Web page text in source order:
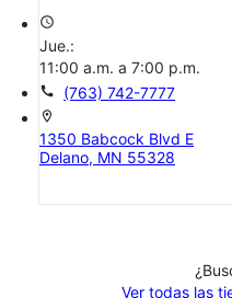
access_time
Jue.:
11:00 a.m. a 7:00 p.m.
call (763) 742-7777
location_on
1350 Babcock Blvd E
Delano, MN 55328
Ver todas las